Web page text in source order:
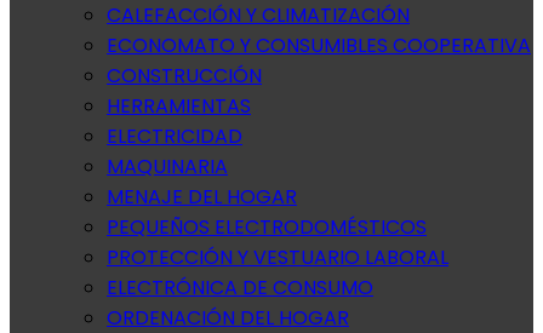
CALEFACCIÓN Y CLIMATIZACIÓN
ECONOMATO Y CONSUMIBLES COOPERATIVA
CONSTRUCCIÓN
HERRAMIENTAS
ELECTRICIDAD
MAQUINARIA
MENAJE DEL HOGAR
PEQUEÑOS ELECTRODOMÉSTICOS
PROTECCIÓN Y VESTUARIO LABORAL
ELECTRÓNICA DE CONSUMO
ORDENACIÓN DEL HOGAR